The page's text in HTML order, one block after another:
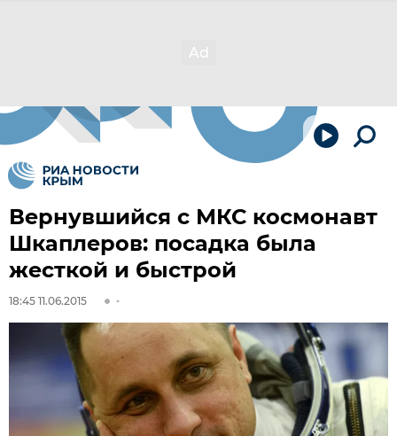
Вернувшийся с МКС космонавт
Шкаплеров: посадка была
жесткой и быстрой
18:45 11.06.2015